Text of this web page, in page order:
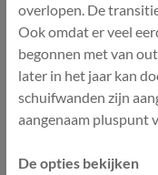
overlopen. De
Ook omdat er veel
begonnen met van
later in het jaar kan
schuifwanden zijn
aangenaam pluspunt
De opties bekijken